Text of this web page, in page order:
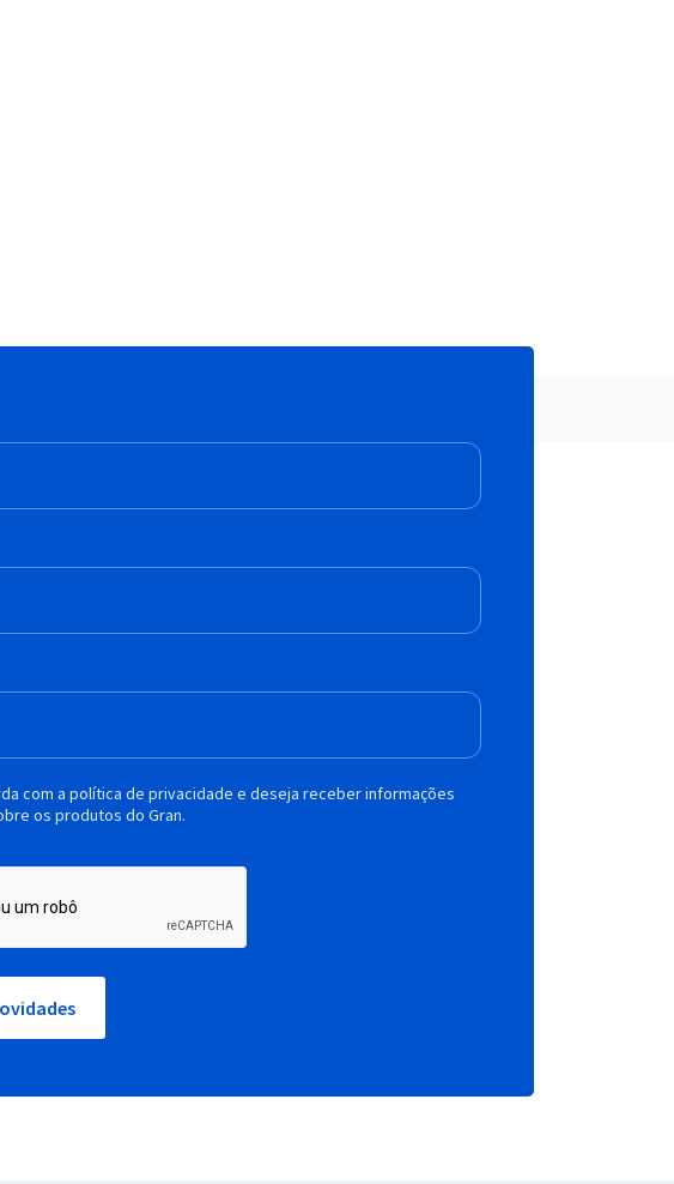
com a política de privacidade e deseja receber informações
os produtos do Gran.